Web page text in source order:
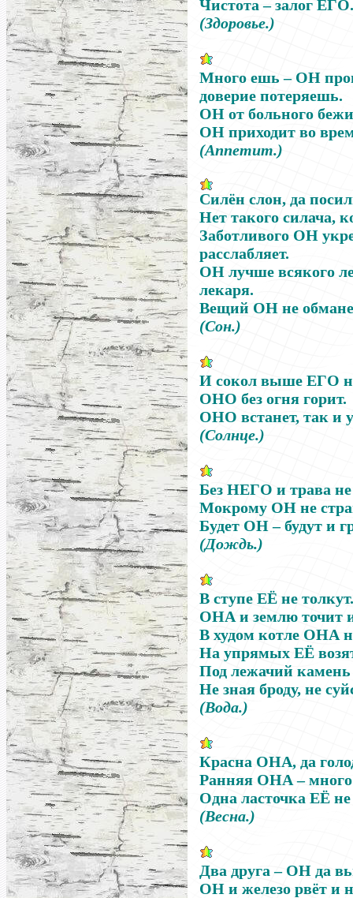
Чистота–залог ЕГО.
(Здоровье.)
Много ешь– ОН
доверие потеряешь.
ОН от больного
ОН приходит во
(Аппетит.)
Силён слон, да
Нет такого силача,
Заботливого ОН
расслабляет.
ОН лучше всякого
лекаря.
Вещий ОН не
(Сон.)
И сокол выше ЕГО
ОНО без огня горит.
ОНО встанет, так и
(Солнце.)
Без НЕГО и трава не
Мокрому ОН не
Будет ОН –будут и
(Дождь.)
В ступе ЕЁ не толкут.
ОНА и землю точит
В худом котле ОНА
На упрямых ЕЁ
Под лежачий
Не зная броду, не
(Вода.)
Красна ОНА, да
Ранняя ОНА –
Одна ласточка ЕЁ не
(Весна.)
Два друга– ОН да
ОН и железо рвёт и